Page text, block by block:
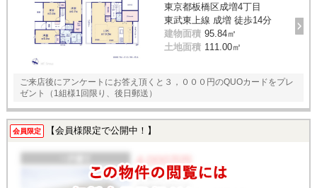
東京都板橋区成増4丁目
東武東上線 成増 徒歩14分
建物面積 95.84㎡
土地面積 111.00㎡
ご来店後にアンケートにお答え頂くと３，０００円のQUOカードをプレ
ゼント（1組様1回限り、後日郵送）
会員限定 【会員様限定で公開中！】